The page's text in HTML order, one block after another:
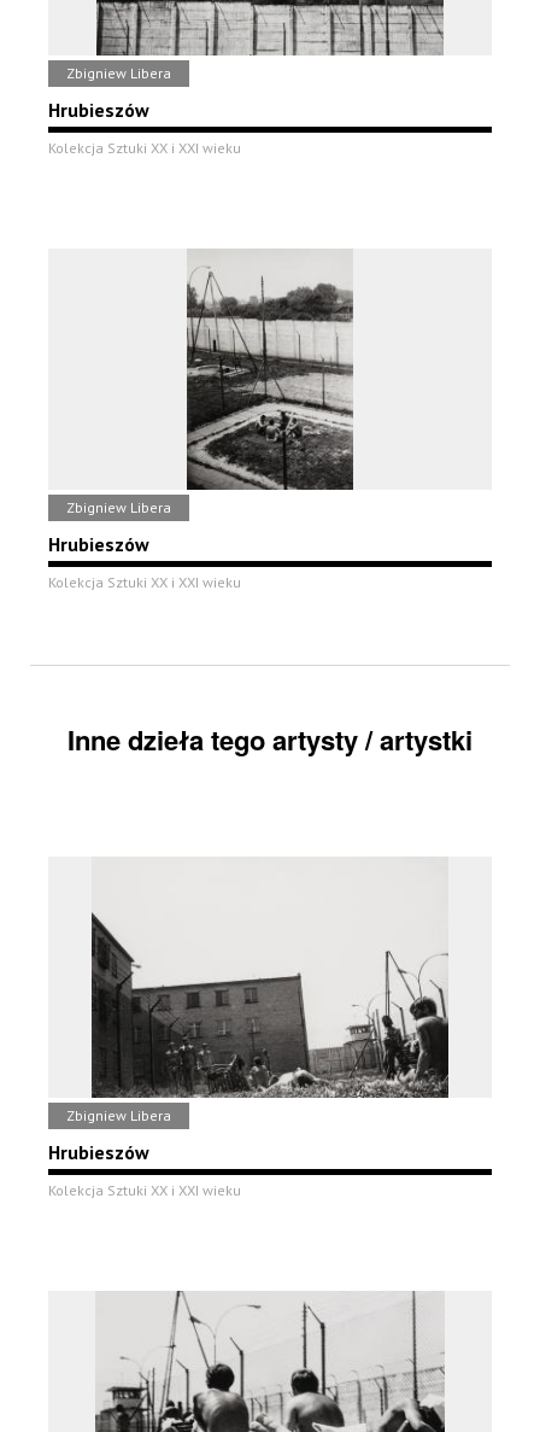
Zbigniew Libera
Hrubieszów
Kolekcja Sztuki XX i XXI wieku
Zbigniew Libera
Hrubieszów
Kolekcja Sztuki XX i XXI wieku
Inne dzieła tego artysty / artystki
Zbigniew Libera
Hrubieszów
Kolekcja Sztuki XX i XXI wieku